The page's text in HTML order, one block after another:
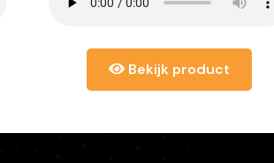
Bekijk product